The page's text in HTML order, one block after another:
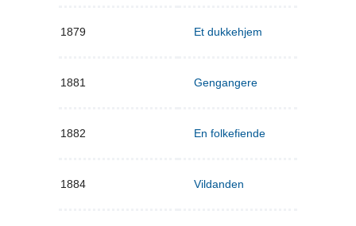
1879 Et dukkehjem
1881 Gengangere
1882 En folkefiende
1884 Vildanden